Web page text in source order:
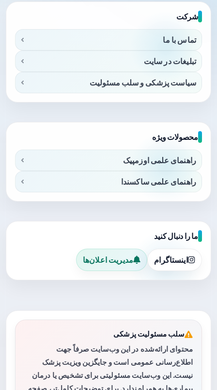
شرکت
تماس با ما
تبلیغات در سایت
سیاست پزشکی و سلب مسئولیت
محصولات ویژه
راهنمای علمی اوزمپیک
راهنمای علمی ساکسندا
ما را دنبال کنید
اینستاگرام مدیریت اعلان‌ها
سلب مسئولیت پزشکی
محتوای ارائه‌شده در این وب‌سایت صرفاً جهت
اطلاع‌رسانی عمومی است و جایگزین ویزیت پزشک
نیست. این وب‌سایت مسئولیتی برای تشخیص یا درمان